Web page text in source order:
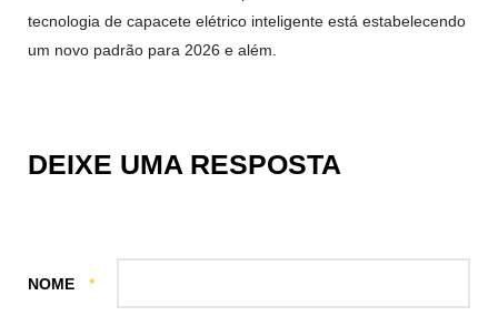
tecnologia de capacete elétrico inteligente está estabelecendo
um novo padrão para 2026 e além.
DEIXE UMA RESPOSTA
NOME *